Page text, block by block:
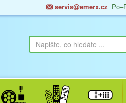
servis@emerx.cz